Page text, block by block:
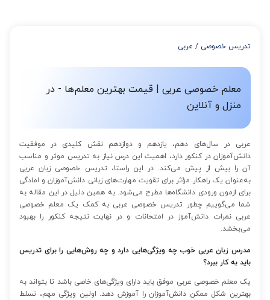
از 12 تا 15 جلسه: 7% تخفیف
تدریس خصوصی / عربی
معلم خصوصی عربی | قیمت بهترین معلم‌ها - در
منزل و آنلاین
عربی در سال‌های دهم، یازدهم و دوازدهم نقش کلیدی در موفقیت
دانش‌آموزان در کنکور دارد، اهمیت این درس نیاز به تدریس موثر و مناسب
آن را بیش از پیش می‌کند. در این راستا، تدریس خصوصی زبان عربی
به‌عنوان یک راهکار مؤثر برای تقویت مهارت‌های زبانی دانش‌آموزان و امادگی
برای ازمون ورودی دانشگاه‌ها مطرح می‌شود. به همین دلیل در این مقاله به
شما می‌گوییم چطور تدریس خصوصی عربی به کمک یک معلم خصوصی
عربی نمرات دانش‌آموز در امتحانات و در نهایت نتیجه کنکور را بهبود
می‌بخشد.
مدرس زبان عربی خوب چه ویژگی‌هایی دارد و چه روش‌هایی را برای تدریس
باید به کار ببرد؟
یک معلم خصوصی عربی موفق باید دارای ویژگی‌های خاصی باشد تا بتواند به
بهترین شکل ممکن دانش‌آموزان را آموزش دهد. اولین ویژگی مهم، تسلط